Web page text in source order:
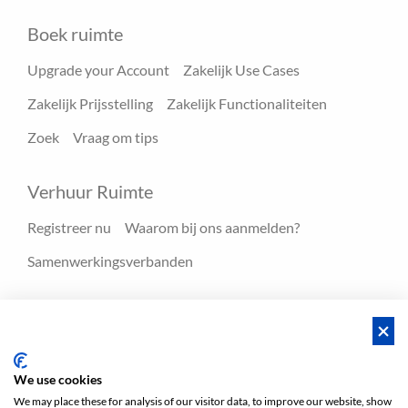
Boek ruimte
Upgrade your Account
Zakelijk Use Cases
Zakelijk Prijsstelling
Zakelijk Functionaliteiten
Zoek
Vraag om tips
Verhuur Ruimte
Registreer nu
Waarom bij ons aanmelden?
Samenwerkingsverbanden
We use cookies
We may place these for analysis of our visitor data, to improve our website, show